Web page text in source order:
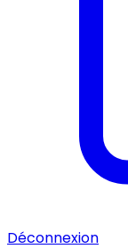
Déconnexion